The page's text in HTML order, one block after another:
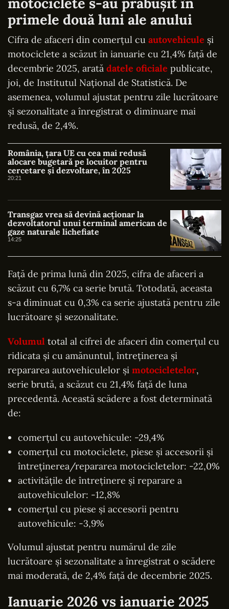
primele două luni ale anului
Cifra de afaceri din comerțul cu autovehicule și
motociclete a scăzut în ianuarie cu 21,4% față de
decembrie 2025, arată datele oficiale publicate,
joi, de Institutul Național de Statistică. De
asemenea, volumul ajustat pentru zile lucrătoare
și sezonalitate a înregistrat o diminuare mai
redusă, de 2,4%.
România, țara UE cu cea mai redusă
alocare bugetară pe locuitor pentru
cercetare și dezvoltare, în 2025
20:21
Transgaz vrea să devină acționar la
dezvoltatorul unui terminal american de
gaze naturale lichefiate
14:25
Față de prima lună din 2025, cifra de afaceri a
scăzut cu 6,7% ca serie brută. Totodată, aceasta
s-a diminuat cu 0,3% ca serie ajustată pentru zile
lucrătoare și sezonalitate.
Volumul total al cifrei de afaceri din comerțul cu
ridicata și cu amănuntul, întreținerea și
repararea autovehiculelor și motocicletelor,
serie brută, a scăzut cu 21,4% față de luna
precedentă. Această scădere a fost determinată
de:
comerțul cu autovehicule: -29,4%
comerțul cu motociclete, piese și accesorii și
întreținerea/repararea motocicletelor: -22,0%
activitățile de întreținere și reparare a
autovehiculelor: -12,8%
comerțul cu piese și accesorii pentru
autovehicule: -3,9%
Volumul ajustat pentru numărul de zile
lucrătoare și sezonalitate a înregistrat o scădere
mai moderată, de 2,4% față de decembrie 2025.
Ianuarie 2026 vs ianuarie 2025